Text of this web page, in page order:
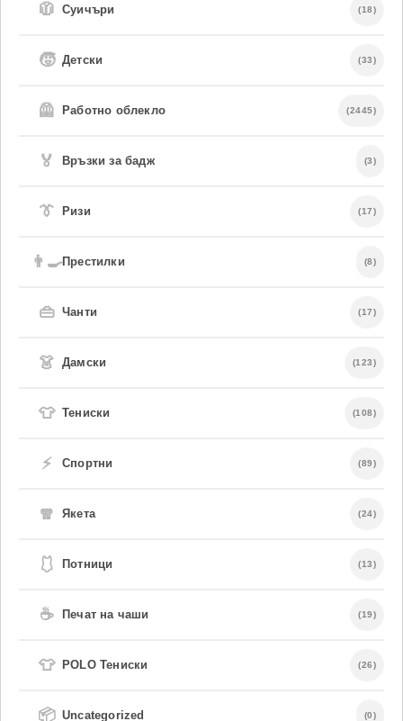
🧥 Суичъри (18)
🧒 Детски (33)
🦺 Работно облекло (2445)
🏅 Връзки за бадж (3)
👔 Ризи (17)
👨‍🍳Престилки (8)
👜 Чанти (17)
👗 Дамски (123)
👕 Тениски (108)
⚡ Спортни (89)
🧣 Якета (24)
🩱 Потници (13)
☕ Печат на чаши (19)
👕 POLO Тениски (26)
📦 Uncategorized (0)